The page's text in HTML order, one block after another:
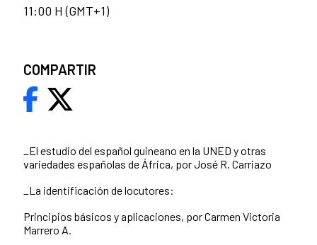
_El estudio del español guineano en la UNED y otras
variedades españolas de África, por José R. Carriazo
_La identificación de locutores:
Principios básicos y aplicaciones, por Carmen Victoria
Marrero A.
11:00 H (GMT+1)
COMPARTIR